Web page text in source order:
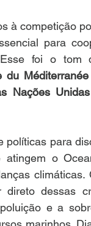
à competição
para
du
Nações
políticas para
atingem o
climáticas.
dessas
e a